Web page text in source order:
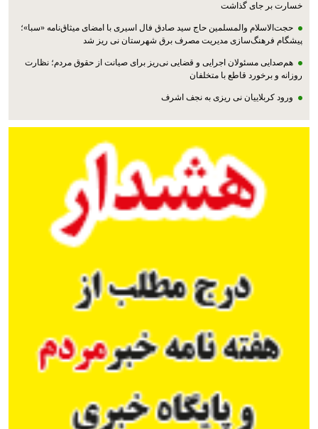
خسارت بر جای گذاشت
حجت‌الاسلام والمسلمین حاج سید صادق فال اسیری با امضای میثاق‌نامه «سبا»؛
پیشگام فرهنگ‌سازی مدیریت مصرف برق شهرستان نی ریز شد
هم‌صدایی مسئولان اجرایی و قضایی نی‌ریز برای صیانت از حقوق مردم؛ نظارت
روزانه و برخورد قاطع با متخلفان
ورود کربلاییان نی ریزی به نجف اشرف